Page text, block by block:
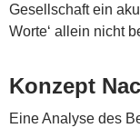
Gesellschaft ein
Worte‘ allein nicht
Konzept
Eine Analyse des